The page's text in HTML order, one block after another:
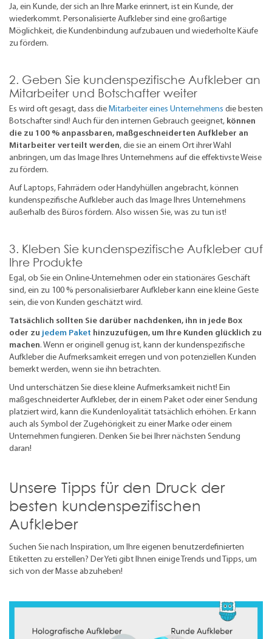
Ja, ein Kunde, der sich an Ihre Marke erinnert, ist ein Kunde, der
wiederkommt. Personalisierte Aufkleber sind eine großartige
Möglichkeit, die Kundenbindung aufzubauen und wiederholte Käufe
zu fördern.
2. Geben Sie kundenspezifische Aufkleber an
Mitarbeiter und Botschafter weiter
Es wird oft gesagt, dass dieMitarbeiter eines Unternehmens die besten
Botschafter sind! Auch für den internen Gebrauch geeignet, können
die zu 100 % anpassbaren, maßgeschneiderten Aufkleber an
Mitarbeiter verteilt werden, die sie an einem Ort ihrer Wahl
anbringen, um das Image Ihres Unternehmens auf die effektivste Weise
zu fördern.
Auf Laptops, Fahrrädern oder Handyhüllen angebracht, können
kundenspezifische Aufkleber auch das Image Ihres Unternehmens
außerhalb des Büros fördern. Also wissen Sie, was zu tun ist!
3. Kleben Sie kundenspezifische Aufkleber auf
Ihre Produkte
Egal, ob Sie ein Online-Unternehmen oder ein stationäres Geschäft
sind, ein zu 100 % personalisierbarer Aufkleber kann eine kleine Geste
sein, die von Kunden geschätzt wird.
Tatsächlich sollten Sie darüber nachdenken, ihn in jede Box
oder zu jedem Paket hinzuzufügen, um Ihre Kunden glücklich zu
machen. Wenn er originell genug ist, kann der kundenspezifische
Aufkleber die Aufmerksamkeit erregen und von potenziellen Kunden
bemerkt werden, wenn sie ihn betrachten.
Und unterschätzen Sie diese kleine Aufmerksamkeit nicht! Ein
maßgeschneiderter Aufkleber, der in einem Paket oder einer Sendung
platziert wird, kann die Kundenloyalität tatsächlich erhöhen. Er kann
auch als Symbol der Zugehörigkeit zu einer Marke oder einem
Unternehmen fungieren. Denken Sie bei Ihrer nächsten Sendung
daran!
Unsere Tipps für den Druck der
besten kundenspezifischen
Aufkleber
Suchen Sie nach Inspiration, um Ihre eigenen benutzerdefinierten
Etiketten zu erstellen? Der Yeti gibt Ihnen einige Trends und Tipps, um
sich von der Masse abzuheben!